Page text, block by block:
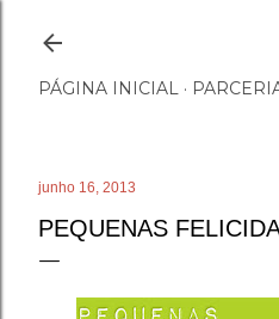
PÁGINA INICIAL
junho 16, 2013
PEQUENAS